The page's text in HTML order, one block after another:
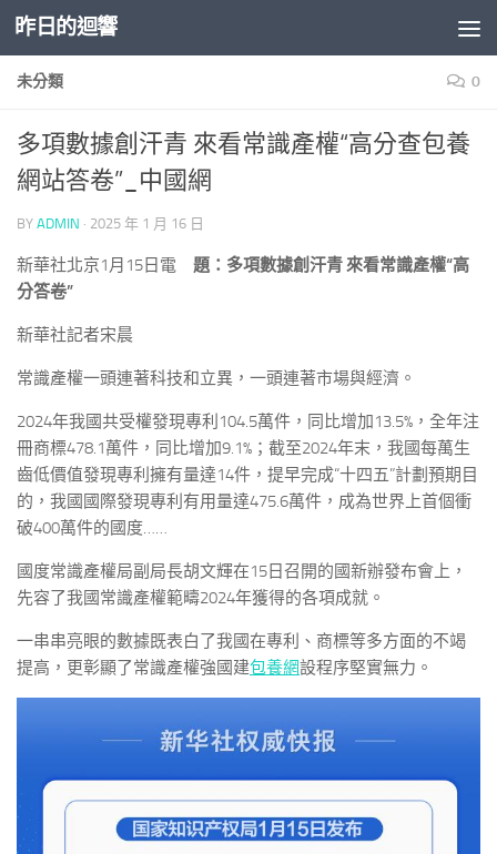
Skip to content
昨日的迴響
未分類 0
多項數據創汗青 來看常識產權“高分查包養
網站答卷”_中國網
BY ADMIN · 2025 年 1 月 16 日
新華社北京1月15日電 題：多項數據創汗青 來看常識產權“高
分答卷”
新華社記者宋晨
常識產權一頭連著科技和立異，一頭連著市場與經濟。
2024年我國共受權發現專利104.5萬件，同比增加13.5%，全年注
冊商標478.1萬件，同比增加9.1%；截至2024年末，我國每萬生
齒低價值發現專利擁有量達14件，提早完成“十四五”計劃預期目
的，我國國際發現專利有用量達475.6萬件，成為世界上首個衝
破400萬件的國度……
國度常識產權局副局長胡文輝在15日召開的國新辦發布會上，
先容了我國常識產權範疇2024年獲得的各項成就。
一串串亮眼的數據既表白了我國在專利、商標等多方面的不竭
提高，更彰顯了常識產權強國建包養網設程序堅實無力。